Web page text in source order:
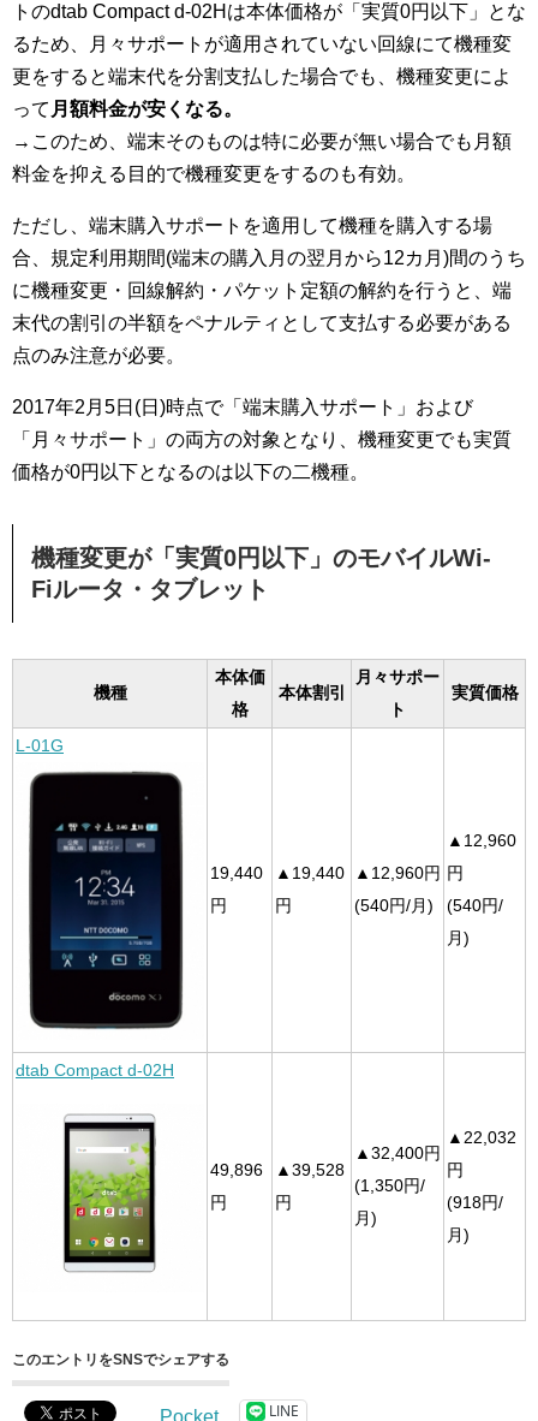
トのdtab Compact d-02Hは本体価格が「実質0円以下」とな
るため、月々サポートが適用されていない回線にて機種変
更をすると端末代を分割支払した場合でも、機種変更によ
って 月額料金が安くなる。
→このため、端末そのものは特に必要が無い場合でも月額
料金を抑える目的で機種変更をするのも有効。
ただし、端末購入サポートを適用して機種を購入する場
合、規定利用期間(端末の購入月の翌月から12カ月)間のうち
に機種変更・回線解約・パケット定額の解約を行うと、端
末代の割引の半額をペナルティとして支払する必要がある
点のみ注意が必要。
2017年2月5日(日)時点で「端末購入サポート」および
「月々サポート」の両方の対象となり、機種変更でも実質
価格が0円以下となるのは以下の二機種。
機種変更が「実質0円以下」のモバイルWi-
Fiルータ・タブレット
機種
本体価
格
本体割引
月々サポー
ト
実質価格
L-01G
19,440
円
▲19,440
円
▲12,960円
(540円/月)
▲12,960
円
(540円/
月)
dtab Compact d-02H
49,896
円
▲39,528
円
▲32,400円
(1,350円/
月)
▲22,032
円
(918円/
月)
このエントリをSNSでシェアする
Pocket LINE